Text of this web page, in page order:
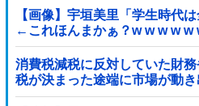
【画像】宇垣美里「学生時代
←これほんまかぁ？w w w w w
消費税減税に反対していた財
税が決まった途端に市場が動